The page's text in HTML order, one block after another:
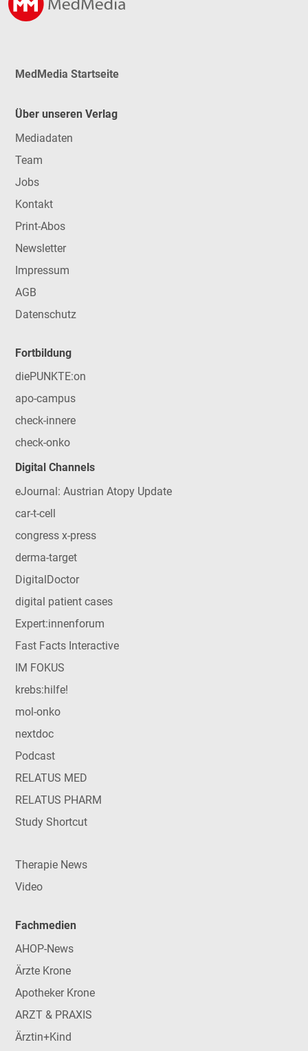
MedMedia Startseite
Über unseren Verlag
Mediadaten
Team
Jobs
Kontakt
Print-Abos
Newsletter
Impressum
AGB
Datenschutz
Fortbildung
diePUNKTE:on
apo-campus
check-innere
check-onko
Digital Channels
eJournal: Austrian Atopy Update
car-t-cell
congress x-press
derma-target
DigitalDoctor
digital patient cases
Expert:innenforum
Fast Facts Interactive
IM FOKUS
krebs:hilfe!
mol-onko
nextdoc
Podcast
RELATUS MED
RELATUS PHARM
Study Shortcut
Therapie News
Video
Fachmedien
AHOP-News
Ärzte Krone
Apotheker Krone
ARZT & PRAXIS
Ärztin+Kind